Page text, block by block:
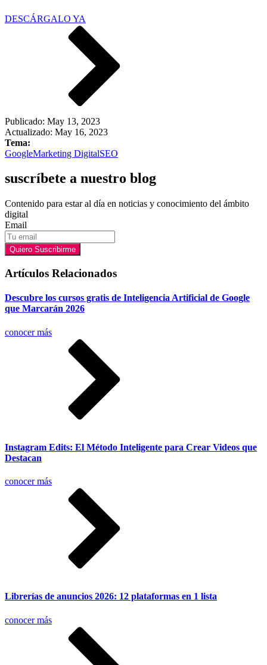
DESCÁRGALO YA
Publicado: May 13, 2023
Actualizado: May 16, 2023
Tema:
GoogleMarketing DigitalSEO
suscríbete a nuestro blog
Contenido para estar al día en noticias y conocimiento del ámbito
digital
Email
Quiero Suscribirme
Artículos Relacionados
Descubre los cursos gratis de Inteligencia Artificial de Google
que Marcarán 2026
conocer más
Instagram Edits: El Método Inteligente para Crear Videos que
Destacan
conocer más
Librerías de anuncios 2026: 12 plataformas en 1 lista
conocer más